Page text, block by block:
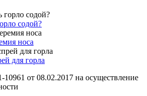
содой?
носа
для горла
от 08.02.2017 на осуществление